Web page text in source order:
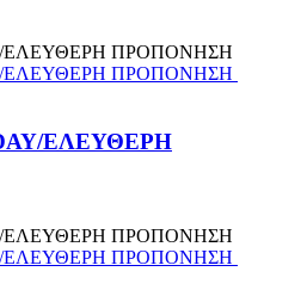
ΕΛΕΥΘΕΡΗ ΠΡΟΠΟΝΗΣΗ
ΕΛΕΥΘΕΡΗ ΠΡΟΠΟΝΗΣΗ
ΕΛΕΥΘΕΡΗ
ΕΛΕΥΘΕΡΗ ΠΡΟΠΟΝΗΣΗ
ΕΛΕΥΘΕΡΗ ΠΡΟΠΟΝΗΣΗ